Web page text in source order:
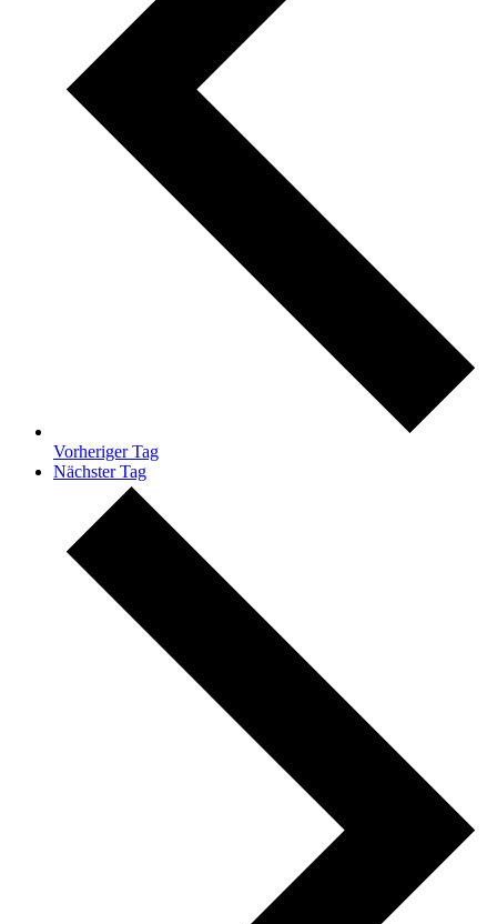
Vorheriger Tag
Nächster Tag